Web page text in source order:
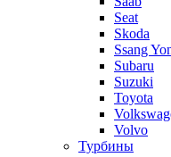
Seat
Skoda
Ssang
Subaru
Suzuki
Toyota
Volvo
Турбины